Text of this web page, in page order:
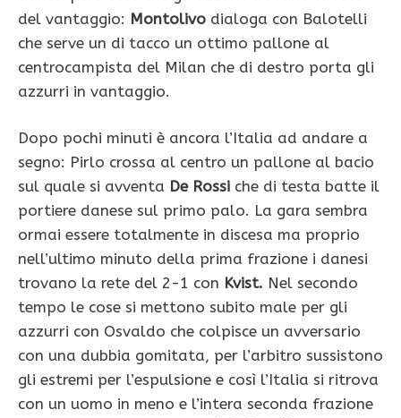
del vantaggio: Montolivo dialoga con Balotelli
che serve un di tacco un ottimo pallone al
centrocampista del Milan che di destro porta gli
azzurri in vantaggio.
Dopo pochi minuti è ancora l’Italia ad andare a
segno: Pirlo crossa al centro un pallone al bacio
sul quale si avventa De Rossi che di testa batte il
portiere danese sul primo palo. La gara sembra
ormai essere totalmente in discesa ma proprio
nell’ultimo minuto della prima frazione i danesi
trovano la rete del 2-1 con Kvist. Nel secondo
tempo le cose si mettono subito male per gli
azzurri con Osvaldo che colpisce un avversario
con una dubbia gomitata, per l’arbitro sussistono
gli estremi per l’espulsione e così l’Italia si ritrova
con un uomo in meno e l’intera seconda frazione